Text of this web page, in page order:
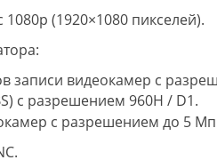
(1920×1080 пикселей).
записи видеокамер с
с разрешением 960H / D1.
с разрешением до 5